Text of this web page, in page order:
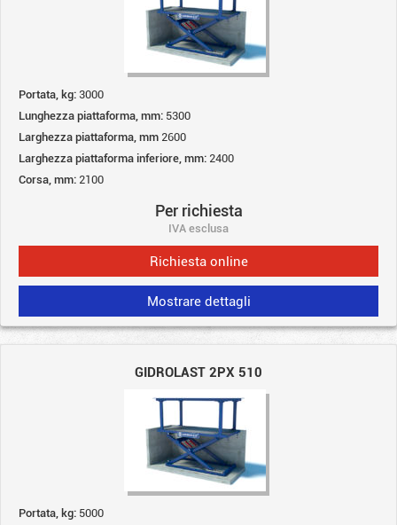
Portata, kg: 3000
Lunghezza piattaforma, mm: 5300
Larghezza piattaforma, mm 2600
Larghezza piattaforma inferiore, mm: 2400
Corsa, mm: 2100
Per richiesta
IVA esclusa
Richiesta online
Mostrare dettagli
GIDROLAST 2PX 510
Portata, kg: 5000